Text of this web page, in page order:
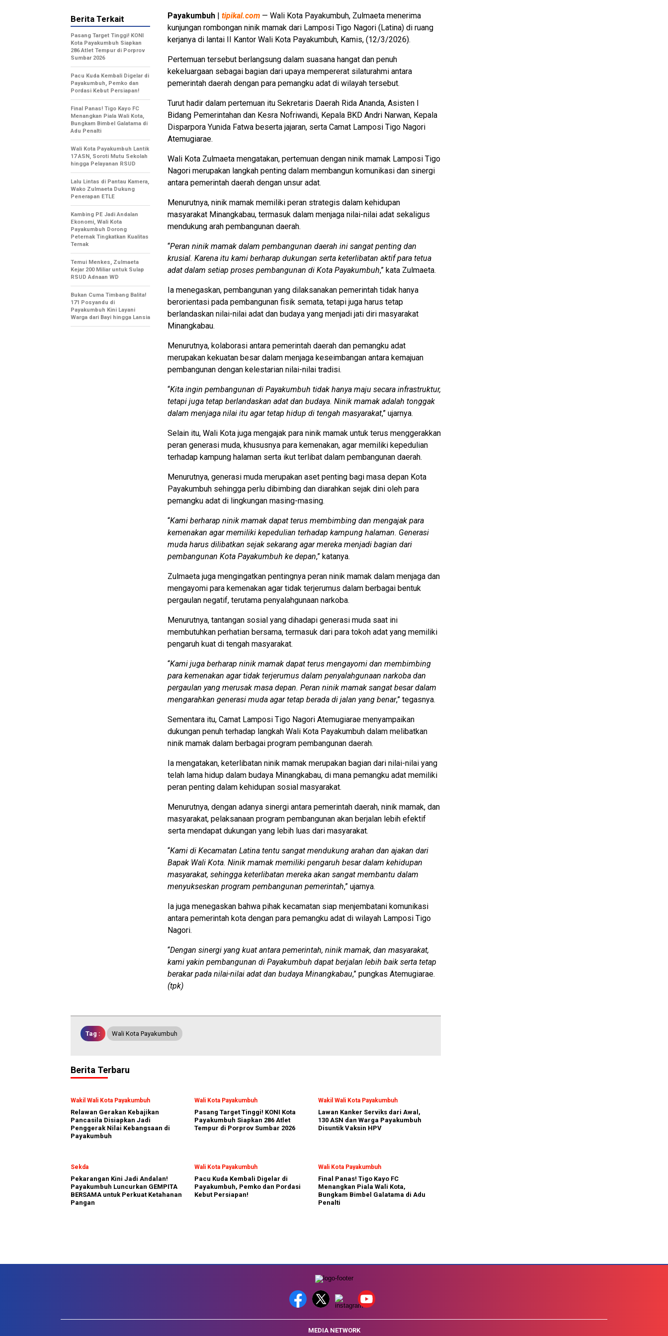
Payakumbuh | tipikal.com — Wali Kota Payakumbuh, Zulmaeta menerima
kunjungan rombongan ninik mamak dari Lamposi Tigo Nagori (Latina) di ruang
kerjanya di lantai II Kantor Wali Kota Payakumbuh, Kamis, (12/3/2026).
Pertemuan tersebut berlangsung dalam suasana hangat dan penuh
kekeluargaan sebagai bagian dari upaya mempererat silaturahmi antara
pemerintah daerah dengan para pemangku adat di wilayah tersebut.
Turut hadir dalam pertemuan itu Sekretaris Daerah Rida Ananda, Asisten I
Bidang Pemerintahan dan Kesra Nofriwandi, Kepala BKD Andri Narwan, Kepala
Disparpora Yunida Fatwa beserta jajaran, serta Camat Lamposi Tigo Nagori
Atemugiarae.
Wali Kota Zulmaeta mengatakan, pertemuan dengan ninik mamak Lamposi Tigo
Nagori merupakan langkah penting dalam membangun komunikasi dan sinergi
antara pemerintah daerah dengan unsur adat.
Menurutnya, ninik mamak memiliki peran strategis dalam kehidupan
masyarakat Minangkabau, termasuk dalam menjaga nilai-nilai adat sekaligus
mendukung arah pembangunan daerah.
“Peran ninik mamak dalam pembangunan daerah ini sangat penting dan
krusial. Karena itu kami berharap dukungan serta keterlibatan aktif para tetua
adat dalam setiap proses pembangunan di Kota Payakumbuh,” kata Zulmaeta.
Ia menegaskan, pembangunan yang dilaksanakan pemerintah tidak hanya
berorientasi pada pembangunan fisik semata, tetapi juga harus tetap
berlandaskan nilai-nilai adat dan budaya yang menjadi jati diri masyarakat
Minangkabau.
Menurutnya, kolaborasi antara pemerintah daerah dan pemangku adat
merupakan kekuatan besar dalam menjaga keseimbangan antara kemajuan
pembangunan dengan kelestarian nilai-nilai tradisi.
“Kita ingin pembangunan di Payakumbuh tidak hanya maju secara infrastruktur,
tetapi juga tetap berlandaskan adat dan budaya. Ninik mamak adalah tonggak
dalam menjaga nilai itu agar tetap hidup di tengah masyarakat,” ujarnya.
Selain itu, Wali Kota juga mengajak para ninik mamak untuk terus menggerakkan
peran generasi muda, khususnya para kemenakan, agar memiliki kepedulian
terhadap kampung halaman serta ikut terlibat dalam pembangunan daerah.
Menurutnya, generasi muda merupakan aset penting bagi masa depan Kota
Payakumbuh sehingga perlu dibimbing dan diarahkan sejak dini oleh para
pemangku adat di lingkungan masing-masing.
“Kami berharap ninik mamak dapat terus membimbing dan mengajak para
kemenakan agar memiliki kepedulian terhadap kampung halaman. Generasi
muda harus dilibatkan sejak sekarang agar mereka menjadi bagian dari
pembangunan Kota Payakumbuh ke depan,” katanya.
Zulmaeta juga mengingatkan pentingnya peran ninik mamak dalam menjaga dan
mengayomi para kemenakan agar tidak terjerumus dalam berbagai bentuk
pergaulan negatif, terutama penyalahgunaan narkoba.
Menurutnya, tantangan sosial yang dihadapi generasi muda saat ini
membutuhkan perhatian bersama, termasuk dari para tokoh adat yang memiliki
pengaruh kuat di tengah masyarakat.
“Kami juga berharap ninik mamak dapat terus mengayomi dan membimbing
para kemenakan agar tidak terjerumus dalam penyalahgunaan narkoba dan
pergaulan yang merusak masa depan. Peran ninik mamak sangat besar dalam
mengarahkan generasi muda agar tetap berada di jalan yang benar,” tegasnya.
Sementara itu, Camat Lamposi Tigo Nagori Atemugiarae menyampaikan
dukungan penuh terhadap langkah Wali Kota Payakumbuh dalam melibatkan
ninik mamak dalam berbagai program pembangunan daerah.
Ia mengatakan, keterlibatan ninik mamak merupakan bagian dari nilai-nilai yang
telah lama hidup dalam budaya Minangkabau, di mana pemangku adat memiliki
peran penting dalam kehidupan sosial masyarakat.
Menurutnya, dengan adanya sinergi antara pemerintah daerah, ninik mamak, dan
masyarakat, pelaksanaan program pembangunan akan berjalan lebih efektif
serta mendapat dukungan yang lebih luas dari masyarakat.
“Kami di Kecamatan Latina tentu sangat mendukung arahan dan ajakan dari
Bapak Wali Kota. Ninik mamak memiliki pengaruh besar dalam kehidupan
masyarakat, sehingga keterlibatan mereka akan sangat membantu dalam
menyukseskan program pembangunan pemerintah,” ujarnya.
Ia juga menegaskan bahwa pihak kecamatan siap menjembatani komunikasi
antara pemerintah kota dengan para pemangku adat di wilayah Lamposi Tigo
Nagori.
“Dengan sinergi yang kuat antara pemerintah, ninik mamak, dan masyarakat,
kami yakin pembangunan di Payakumbuh dapat berjalan lebih baik serta tetap
berakar pada nilai-nilai adat dan budaya Minangkabau,” pungkas Atemugiarae.
(tpk)
Berita Terkait
Pasang Target Tinggi! KONI
Kota Payakumbuh Siapkan
286 Atlet Tempur di Porprov
Sumbar 2026
Pacu Kuda Kembali Digelar di
Payakumbuh, Pemko dan
Pordasi Kebut Persiapan!
Final Panas! Tigo Kayo FC
Menangkan Piala Wali Kota,
Bungkam Bimbel Galatama di
Adu Penalti
Wali Kota Payakumbuh Lantik
17 ASN, Soroti Mutu Sekolah
hingga Pelayanan RSUD
Lalu Lintas di Pantau Kamera,
Wako Zulmaeta Dukung
Penerapan ETLE
Kambing PE Jadi Andalan
Ekonomi, Wali Kota
Payakumbuh Dorong
Peternak Tingkatkan Kualitas
Ternak
Temui Menkes, Zulmaeta
Kejar 200 Miliar untuk Sulap
RSUD Adnaan WD
Bukan Cuma Timbang Balita!
171 Posyandu di
Payakumbuh Kini Layani
Warga dari Bayi hingga Lansia
Tag : Wali Kota Payakumbuh
Berita Terbaru
Wakil Wali Kota Payakumbuh
Relawan Gerakan Kebajikan
Pancasila Disiapkan Jadi
Penggerak Nilai Kebangsaan di
Payakumbuh
Wali Kota Payakumbuh
Pasang Target Tinggi! KONI Kota
Payakumbuh Siapkan 286 Atlet
Tempur di Porprov Sumbar 2026
Wakil Wali Kota Payakumbuh
Lawan Kanker Serviks dari Awal,
130 ASN dan Warga Payakumbuh
Disuntik Vaksin HPV
Sekda
Pekarangan Kini Jadi Andalan!
Payakumbuh Luncurkan GEMPITA
BERSAMA untuk Perkuat Ketahanan
Pangan
Wali Kota Payakumbuh
Pacu Kuda Kembali Digelar di
Payakumbuh, Pemko dan Pordasi
Kebut Persiapan!
Wali Kota Payakumbuh
Final Panas! Tigo Kayo FC
Menangkan Piala Wali Kota,
Bungkam Bimbel Galatama di Adu
Penalti
MEDIA NETWORK